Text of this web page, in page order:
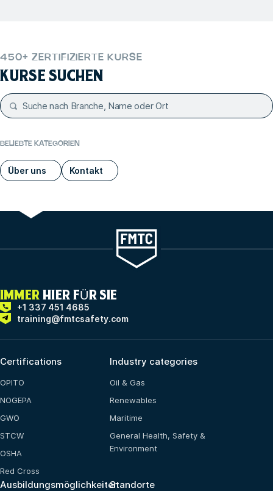
450+ ZERTIFIZIERTE KURSE
KURSE SUCHEN
BELIEBTE KATEGORIEN
Über uns Kontakt
IMMER HIER FÜR SIE
+1 337 451 4685
training@fmtcsafety.com
Certifications
OPITO
NOGEPA
GWO
STCW
OSHA
Red Cross
Industry categories
Oil & Gas
Renewables
Maritime
General Health, Safety &
Environment
AusbildungsmöglichkeitenStandorte